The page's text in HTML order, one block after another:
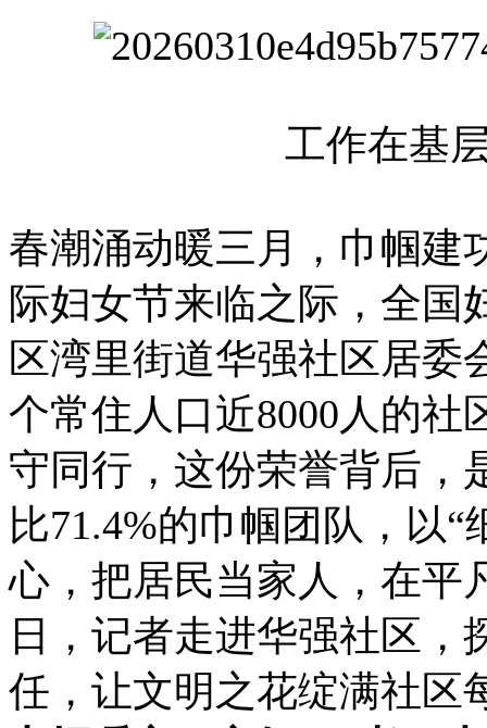
工作在基
春潮涌动暖三月，巾帼建
际妇女节来临之际，全国
区湾里街道华强社区居委
个常住人口近8000人的
守同行，这份荣誉背后，
比71.4%的巾帼团队，以
心，把居民当家人，在平
日，记者走进华强社区，
任，让文明之花绽满社区